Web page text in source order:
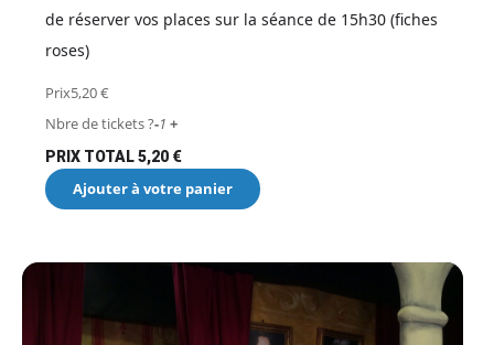
de réserver vos places sur la séance de 15h30 (fiches
roses)
Prix5,20€
Nbre de tickets ?-1 +
PRIX TOTAL5,20 €
Ajouter à votre panier